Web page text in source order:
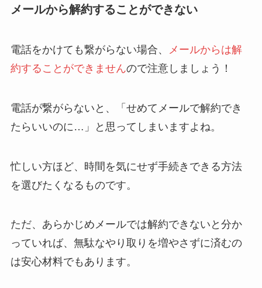
メールから解約することができない
電話をかけても繋がらない場合、
メールからは解
約することができませんので注意しましょう！
電話が繋がらないと、「せめてメールで解約でき
たらいいのに…」と思ってしまいますよね。
忙しい方ほど、時間を気にせず手続きできる方法
を選びたくなるものです。
ただ、あらかじめメールでは解約できないと分か
っていれば、無駄なやり取りを増やさずに済むの
は安心材料でもあります。